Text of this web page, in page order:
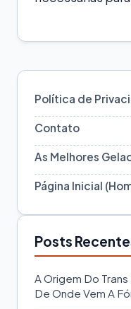
Política de
Contato
As Melhores
Página Inicial
Posts
A Origem Do
De Onde Vem A